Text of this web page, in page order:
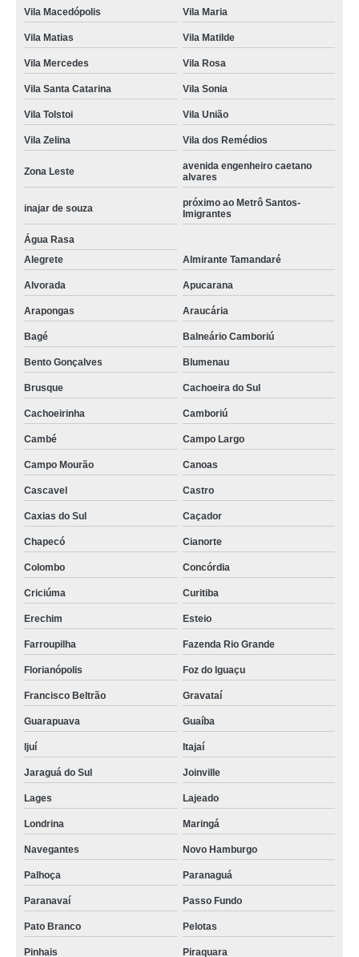
Vila Macedópolis Vila Maria
Vila Matias Vila Matilde
Vila Mercedes Vila Rosa
Vila Santa Catarina Vila Sonia
Vila Tolstoi Vila União
Vila Zelina Vila dos Remédios
Zona Leste
avenida engenheiro caetano
alvares
inajar de souza
próximo ao Metrô Santos-
Imigrantes
Água Rasa
Alegrete
Almirante Tamandaré
Alvorada Apucarana
Arapongas Araucária
Bagé Balneário Camboriú
Bento Gonçalves Blumenau
Brusque Cachoeira do Sul
Cachoeirinha Camboriú
Cambé Campo Largo
Campo Mourão Canoas
Cascavel Castro
Caxias do Sul Caçador
Chapecó Cianorte
Colombo Concórdia
Criciúma Curitiba
Erechim Esteio
Farroupilha Fazenda Rio Grande
Florianópolis Foz do Iguaçu
Francisco Beltrão Gravataí
Guarapuava Guaíba
Ijuí Itajaí
Jaraguá do Sul Joinville
Lages Lajeado
Londrina Maringá
Navegantes Novo Hamburgo
Palhoça Paranaguá
Paranavaí Passo Fundo
Pato Branco Pelotas
Pinhais Piraquara